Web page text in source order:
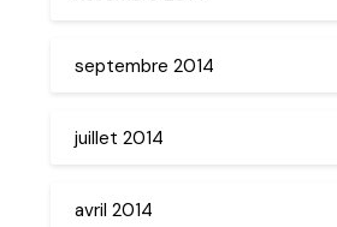
septembre 2014
juillet 2014
avril 2014